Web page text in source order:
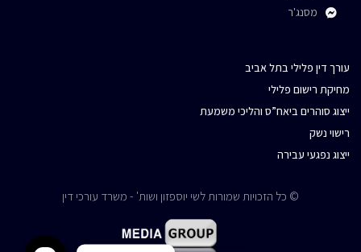
מסנג'ר
עורך דין פלילי בתל אביב
מחיקת רישום פלילי
ייצוג סוהרים ביאח”ס והליכי משמעת
רישוי נשק
ייצוג נפגעי עבירה
© כל הזכויות שמורות לשי יוספזון ושות' - משרד עורכי דין